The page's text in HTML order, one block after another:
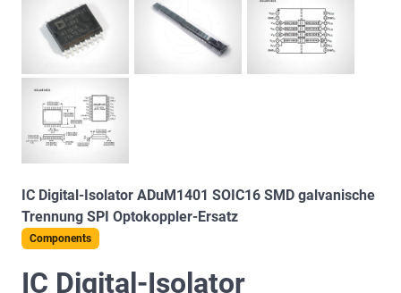
IC Digital-Isolator ADuM1401 SOIC16 SMD galvanische
Trennung SPI Optokoppler-Ersatz
Components
IC Digital-Isolator